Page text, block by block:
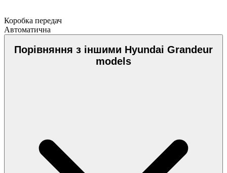
Коробка передач
Автоматична
Порівняння з іншими Hyundai Grandeur
models